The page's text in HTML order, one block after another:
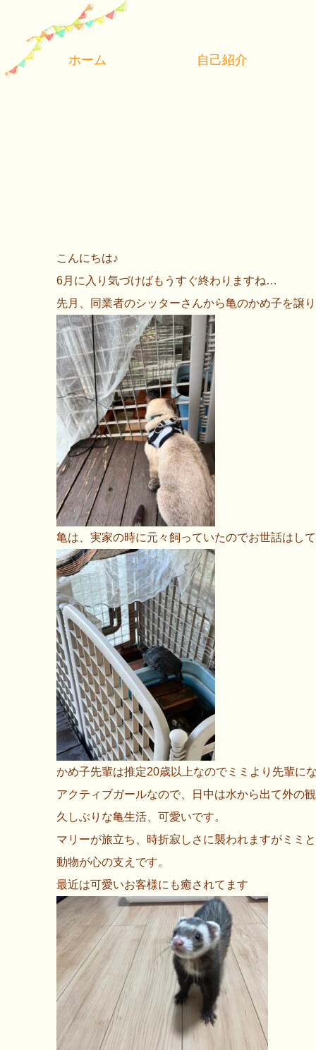
ホーム 自己紹介
こんにちは♪
6月に入り気づけばもうすぐ終わりますね…
先月、同業者のシッターさんから亀のかめ子を譲
亀は、実家の時に元々飼っていたのでお世話はし
かめ子先輩は推定20歳以上なのでミミより先輩に
アクティブガールなので、日中は水から出て外の
久しぶりな亀生活、可愛いです。
マリーが旅立ち、時折寂しさに襲われますがミミ
動物が心の支えです。
最近は可愛いお客様にも癒されてます